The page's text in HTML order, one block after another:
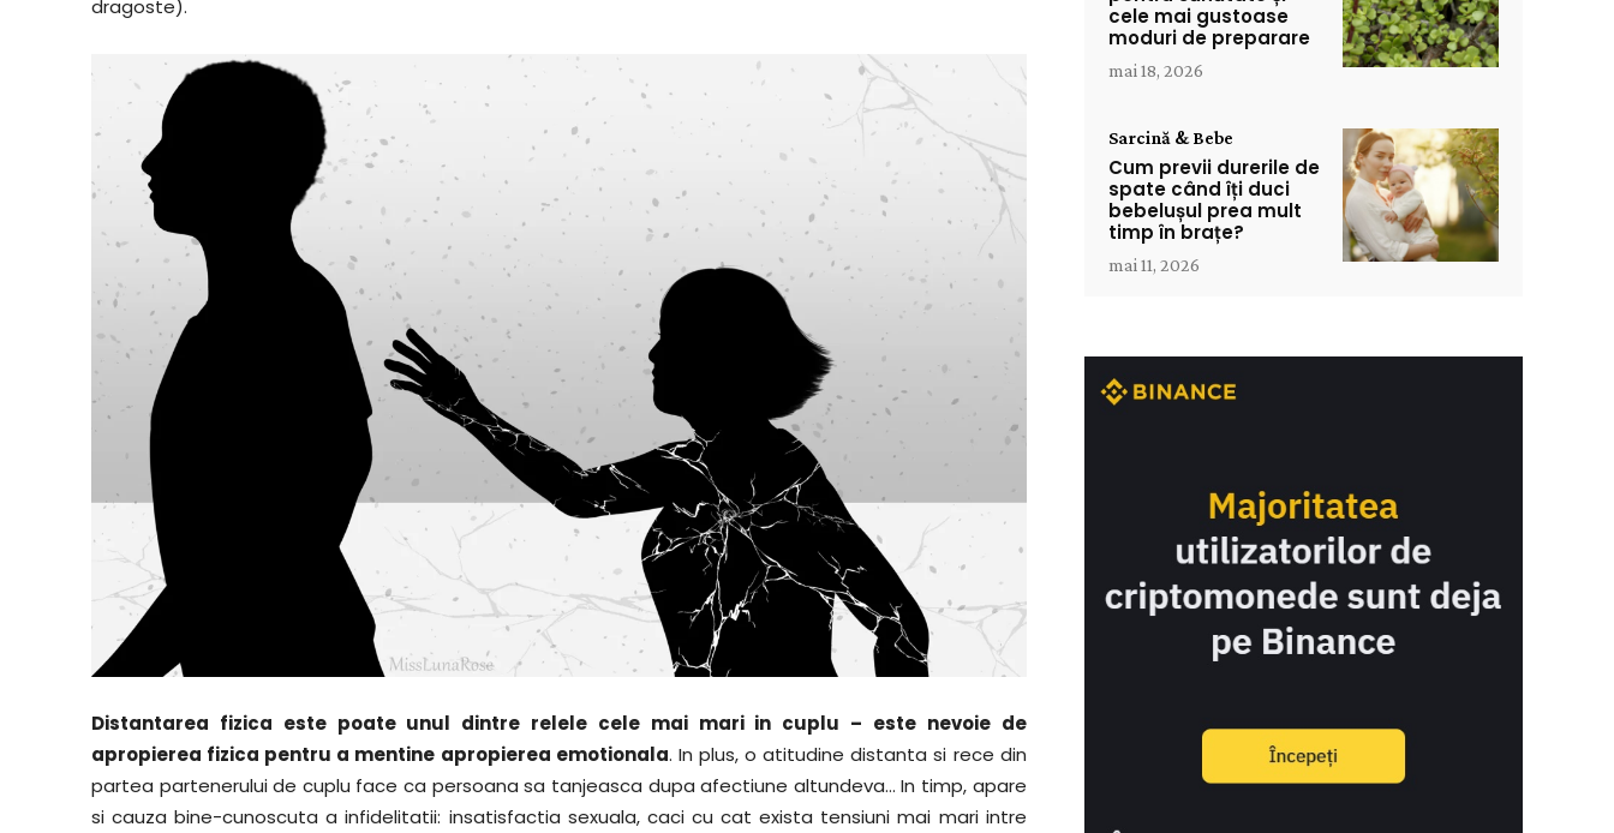
dragoste).
Distantarea fizica este poate unul dintre relele cele mai mari in cuplu – este nevoie de
apropierea fizica pentru a mentine apropierea emotionala. In plus, o atitudine distanta si rece din
partea partenerului de cuplu face ca persoana sa tanjeasca dupa afectiune altundeva… In timp, apare
si cauza bine-cunoscuta a infidelitatii: insatisfactia sexuala, caci cu cat exista tensiuni mai mari intre
cele mai gustoase
moduri de preparare
mai 18, 2026
Sarcină & Bebe
Cum previi durerile de
spate când îți duci
bebelușul prea mult
timp în brațe?
mai 11, 2026